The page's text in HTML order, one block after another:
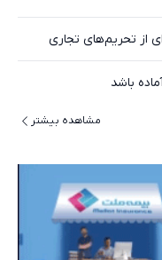
از تحریم‌های تجاری
باشد
مشاهده بیشتر